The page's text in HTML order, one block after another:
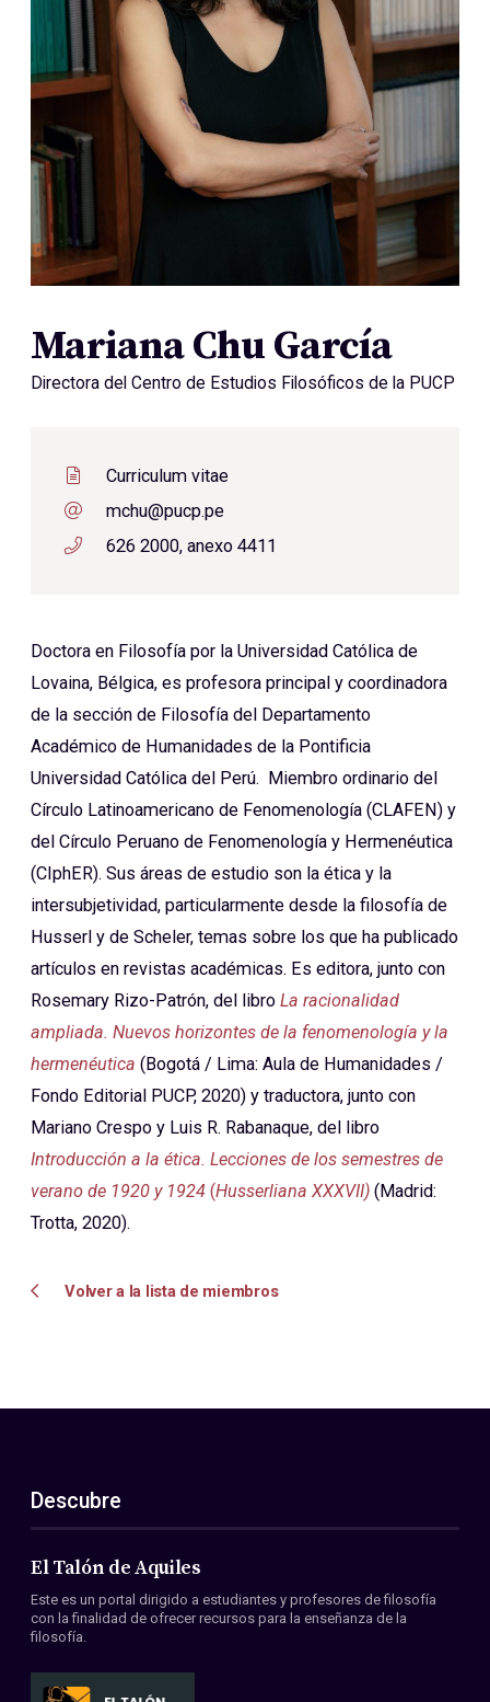
Mariana Chu García
Directora del Centro de Estudios Filosóficos de la PUCP
Curriculum vitae
mchu@pucp.pe
626 2000, anexo 4411
Doctora en Filosofía por la Universidad Católica de
Lovaina, Bélgica, es profesora principal y coordinadora
de la sección de Filosofía del Departamento
Académico de Humanidades de la Pontificia
Universidad Católica del Perú. Miembro ordinario del
Círculo Latinoamericano de Fenomenología (CLAFEN) y
del Círculo Peruano de Fenomenología y Hermenéutica
(CIphER). Sus áreas de estudio son la ética y la
intersubjetividad, particularmente desde la filosofía de
Husserl y de Scheler, temas sobre los que ha publicado
artículos en revistas académicas. Es editora, junto con
Rosemary Rizo-Patrón, del libro La racionalidad
ampliada. Nuevos horizontes de la fenomenología y la
hermenéutica (Bogotá / Lima: Aula de Humanidades /
Fondo Editorial PUCP, 2020) y traductora, junto con
Mariano Crespo y Luis R. Rabanaque, del libro
Introducción a la ética. Lecciones de los semestres de
verano de 1920 y 1924 (Husserliana XXXVII) (Madrid:
Trotta, 2020).
Volver a la lista de miembros
Descubre
El Talón de Aquiles
Este es un portal dirigido a estudiantes y profesores de filosofía
con la finalidad de ofrecer recursos para la enseñanza de la
filosofía.